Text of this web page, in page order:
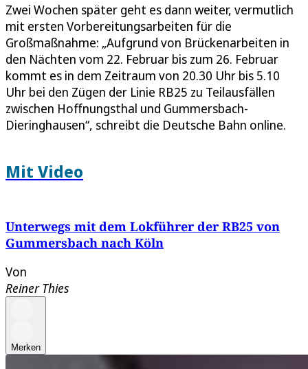
Zwei Wochen später geht es dann weiter, vermutlich
mit ersten Vorbereitungsarbeiten für die
Großmaßnahme: „Aufgrund von Brückenarbeiten in
den Nächten vom 22. Februar bis zum 26. Februar
kommt es in dem Zeitraum von 20.30 Uhr bis 5.10
Uhr bei den Zügen der Linie RB25 zu Teilausfällen
zwischen Hoffnungsthal und Gummersbach-
Dieringhausen“, schreibt die Deutsche Bahn online.
Mit Video
Unterwegs mit dem Lokführer der RB25 von
Gummersbach nach Köln
Von
Reiner Thies
Merken